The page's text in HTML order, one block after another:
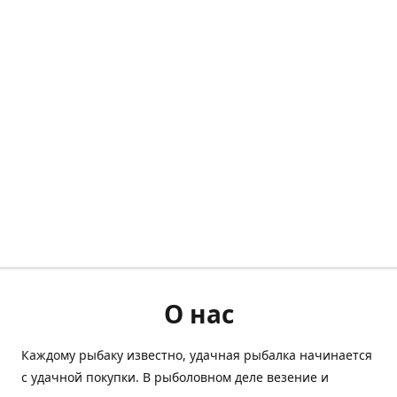
О нас
Каждому рыбаку известно, удачная рыбалка начинается
с удачной покупки. В рыболовном деле везение и